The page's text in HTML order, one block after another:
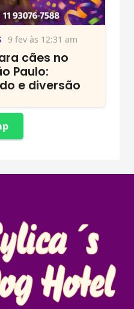
9 fev às 12:31 am
cães no
Paulo:
e diversão